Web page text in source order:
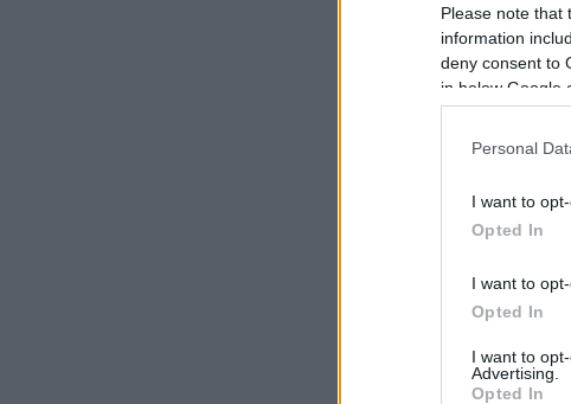
Please note that
information
deny consent to
in below Google
Personal
I want to
Opted In
I want to
Opted In
I want to
Advertising.
Opted In